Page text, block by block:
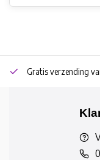
Gratis verzending